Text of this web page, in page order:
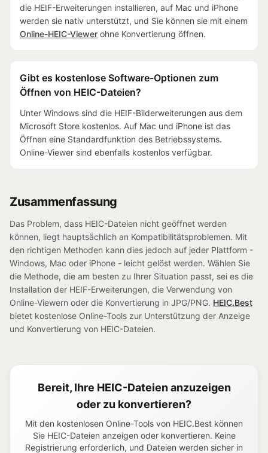
die HEIF-Erweiterungen installieren, auf Mac und iPhone
werden sie nativ unterstützt, und Sie können sie mit einem
Online-HEIC-Viewer ohne Konvertierung öffnen.
Gibt es kostenlose Software-Optionen zum
Öffnen von HEIC-Dateien?
Unter Windows sind die HEIF-Bilderweiterungen aus dem
Microsoft Store kostenlos. Auf Mac und iPhone ist das
Öffnen eine Standardfunktion des Betriebssystems.
Online-Viewer sind ebenfalls kostenlos verfügbar.
Zusammenfassung
Das Problem, dass HEIC-Dateien nicht geöffnet werden
können, liegt hauptsächlich an Kompatibilitätsproblemen. Mit
den richtigen Methoden kann dies jedoch auf jeder Plattform -
Windows, Mac oder iPhone - leicht gelöst werden. Wählen Sie
die Methode, die am besten zu Ihrer Situation passt, sei es die
Installation der HEIF-Erweiterungen, die Verwendung von
Online-Viewern oder die Konvertierung in JPG/PNG. HEIC.Best
bietet kostenlose Online-Tools zur Unterstützung der Anzeige
und Konvertierung von HEIC-Dateien.
Bereit, Ihre HEIC-Dateien anzuzeigen
oder zu konvertieren?
Mit den kostenlosen Online-Tools von HEIC.Best können
Sie HEIC-Dateien anzeigen oder konvertieren. Keine
Registrierung erforderlich, und Dateien werden sicher in